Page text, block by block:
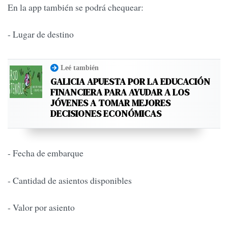
En la app también se podrá chequear:
- Lugar de destino
Leé también
GALICIA APUESTA POR LA EDUCACIÓN
FINANCIERA PARA AYUDAR A LOS
JÓVENES A TOMAR MEJORES
DECISIONES ECONÓMICAS
- Fecha de embarque
- Cantidad de asientos disponibles
- Valor por asiento